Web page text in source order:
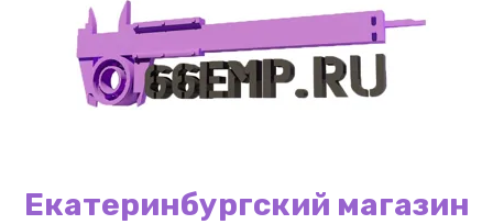
Екатеринбургский магазин